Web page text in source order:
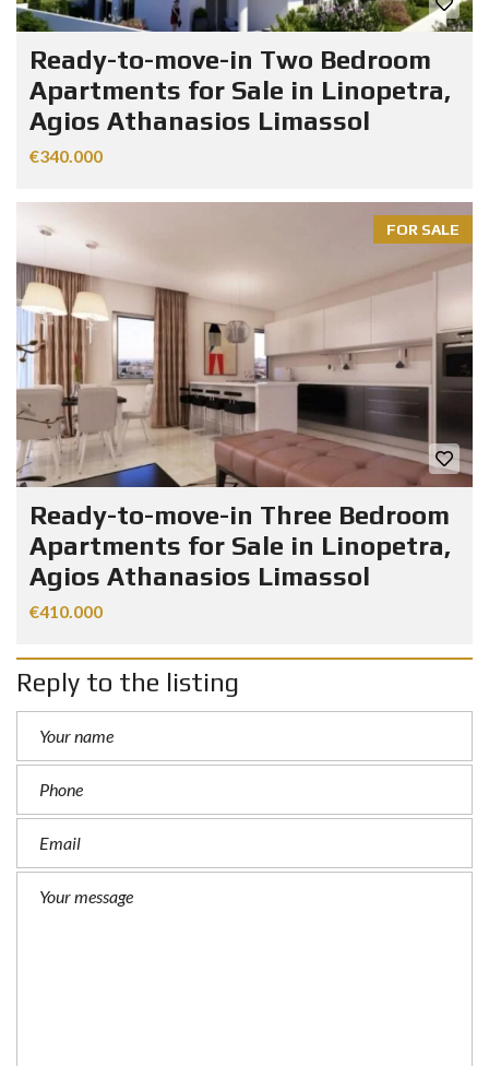
Ready-to-move-in Two Bedroom
Apartments for Sale in Linopetra,
Agios Athanasios Limassol
€340.000
FOR SALE
Ready-to-move-in Three Bedroom
Apartments for Sale in Linopetra,
Agios Athanasios Limassol
€410.000
Reply to the listing